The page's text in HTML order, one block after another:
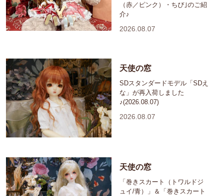
（赤／ピンク）・ちび｣のご紹
介♪
2026.08.07
天使の窓
SDスタンダードモデル「SDえ
な」が再入荷しました
♪(2026.08.07)
2026.08.07
天使の窓
「巻きスカート（トワルドジ
ュイ/青）」＆「巻きスカート